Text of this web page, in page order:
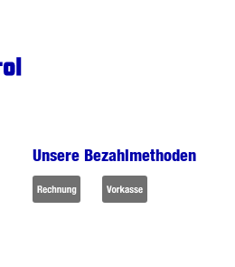
Unsere Bezahlmethoden